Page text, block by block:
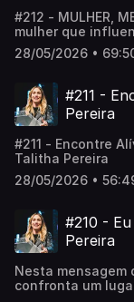
#212 - MULHER,
mulher que
28/05/2026 •
#211 -
Pereira
#211 - Encontre
Talitha Pereira
28/05/2026 •
#210 -
Pereira
Nesta mensagem
confronta um